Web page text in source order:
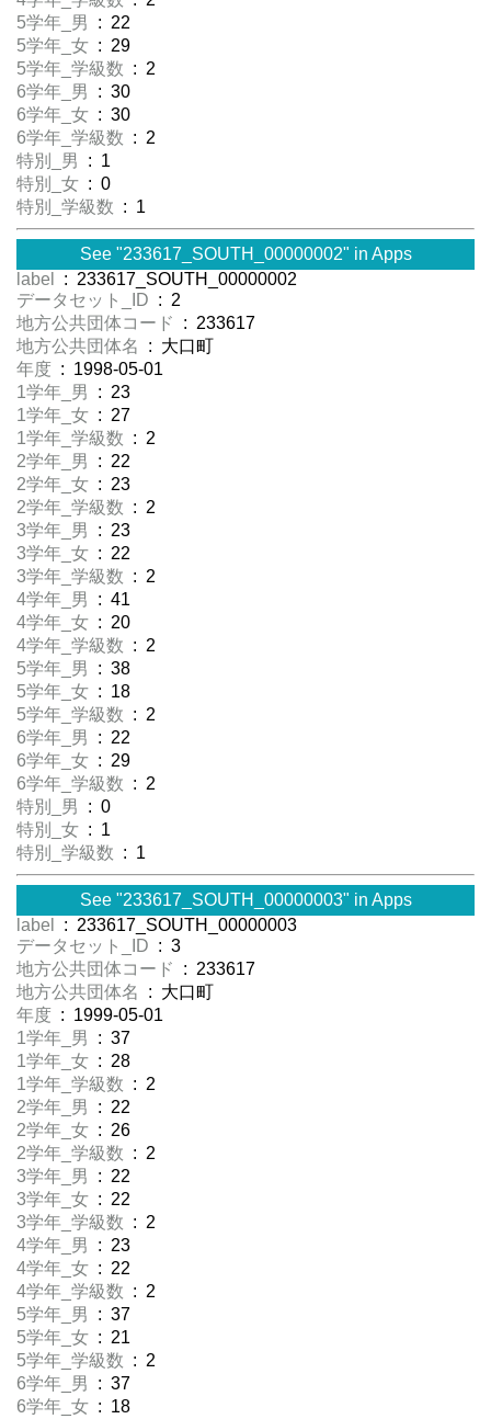
5学年_男
: 22
5学年_女 : 29
5学年_学級数 : 2
6学年_男
: 30
6学年_女 : 30
6学年_学級数 : 2
特別_男
: 1
特別_女 : 0
特別_学級数 : 1
See "233617_SOUTH_00000002" in Apps
label
: 233617_SOUTH_00000002
データセット_ID : 2
地方公共団体コード
: 233617
地方公共団体名
: 大口町
年度 : 1998-05-01
1学年_男
: 23
1学年_女 : 27
1学年_学級数 : 2
2学年_男
: 22
2学年_女 : 23
2学年_学級数 : 2
3学年_男
: 23
3学年_女 : 22
3学年_学級数 : 2
4学年_男
: 41
4学年_女 : 20
4学年_学級数 : 2
5学年_男
: 38
5学年_女 : 18
5学年_学級数 : 2
6学年_男
: 22
6学年_女 : 29
6学年_学級数 : 2
特別_男
: 0
特別_女 : 1
特別_学級数 : 1
See "233617_SOUTH_00000003" in Apps
label
: 233617_SOUTH_00000003
データセット_ID : 3
地方公共団体コード
: 233617
地方公共団体名
: 大口町
年度 : 1999-05-01
1学年_男
: 37
1学年_女 : 28
1学年_学級数 : 2
2学年_男
: 22
2学年_女 : 26
2学年_学級数 : 2
3学年_男
: 22
3学年_女 : 22
3学年_学級数 : 2
4学年_男
: 23
4学年_女 : 22
4学年_学級数 : 2
5学年_男
: 37
5学年_女 : 21
5学年_学級数 : 2
6学年_男
: 37
6学年_女 : 18